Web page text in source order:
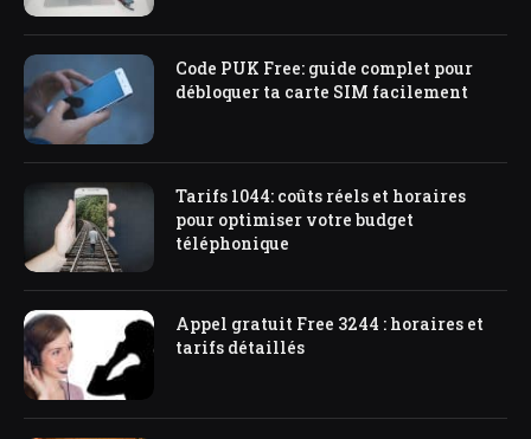
Code PUK Free: guide complet pour
débloquer ta carte SIM facilement
Tarifs 1044: coûts réels et horaires
pour optimiser votre budget
téléphonique
Appel gratuit Free 3244 : horaires et
tarifs détaillés